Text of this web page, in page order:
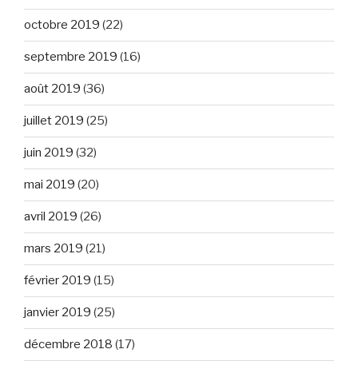
octobre 2019 (22)
septembre 2019 (16)
août 2019 (36)
juillet 2019 (25)
juin 2019 (32)
mai 2019 (20)
avril 2019 (26)
mars 2019 (21)
février 2019 (15)
janvier 2019 (25)
décembre 2018 (17)